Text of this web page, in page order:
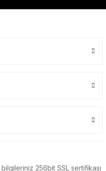
bilgileriniz 256bit SSL sertifikası